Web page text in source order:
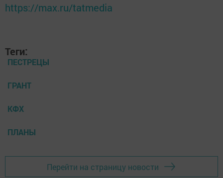
https://max.ru/tatmedia
Теги:
ПЕСТРЕЦЫ
ГРАНТ
КФХ
ПЛАНЫ
Перейти на страницу новости